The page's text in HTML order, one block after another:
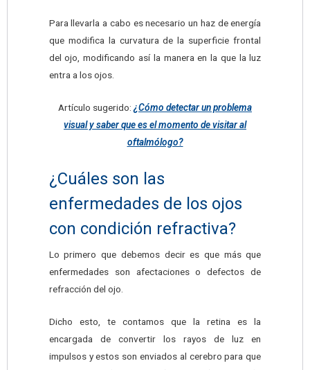
Para llevarla a cabo es necesario un haz de energía
que modifica la curvatura de la superficie frontal
del ojo, modificando así la manera en la que la luz
entra a los ojos.
Artículo sugerido: ¿Cómo detectar un problema
visual y saber que es el momento de visitar al
oftalmólogo?
¿Cuáles son las
enfermedades de los ojos
con condición refractiva?
Lo primero que debemos decir es que más que
enfermedades son afectaciones o defectos de
refracción del ojo.
Dicho esto, te contamos que la retina es la
encargada de convertir los rayos de luz en
impulsos y estos son enviados al cerebro para que